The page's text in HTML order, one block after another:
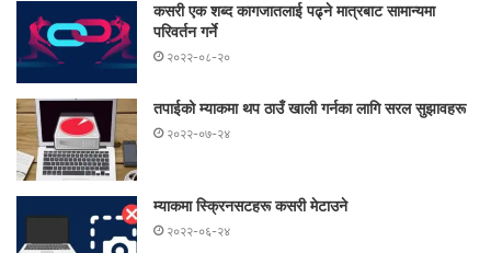
कसरी एक शब्द कागजातलाई पढ्ने मात्रबाट सामान्यमा
परिवर्तन गर्ने
२०२२-०८-२०
तपाईको म्याकमा थप ठाउँ खाली गर्नका लागि सरल सुझावहरू
२०२२-०७-२४
म्याकमा स्क्रिनसटहरू कसरी मेटाउने
२०२२-०६-२४